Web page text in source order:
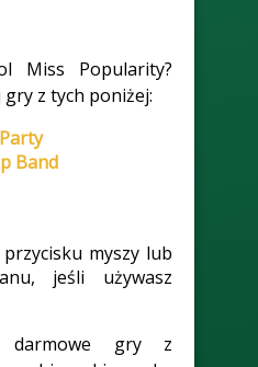
Miss Popularity?
z tych poniżej:
Band
myszy lub
jeśli używasz
darmowe gry z